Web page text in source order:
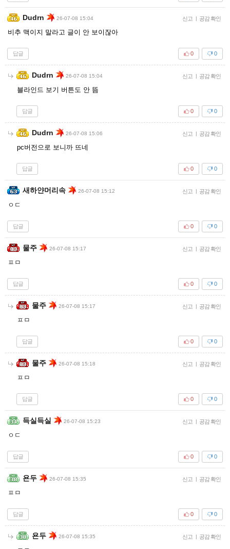
Dudrn 26-07-08 15:04 신고 | 공감 확인
비추 맥이지 말라고 글이 안 보이잖아
답글 0
0
Dudrn 26-07-08 15:04 신고 | 공감 확인
블라인드 보기 버튼도 안 뜸
답글 0
0
Dudrn 26-07-08 15:06 신고 | 공감 확인
pc버전으로 보니까 뜨네
답글 0
0
새하얀머리속 26-07-08 15:12 신고 | 공감 확인
ㅇㄷ
답글 0
0
물주 26-07-08 15:17 신고 | 공감 확인
ㅍㅁ
답글 0
0
물주 26-07-08 15:17 신고 | 공감 확인
ㅍㅁ
답글 0
0
물주 26-07-08 15:18 신고 | 공감 확인
ㅍㅁ
답글 0
0
득실득실 26-07-08 15:23 신고 | 공감 확인
ㅇㄷ
답글 0
0
욘두 26-07-08 15:35 신고 | 공감 확인
ㅍㅁ
답글 0
0
욘두 26-07-08 15:35 신고 | 공감 확인